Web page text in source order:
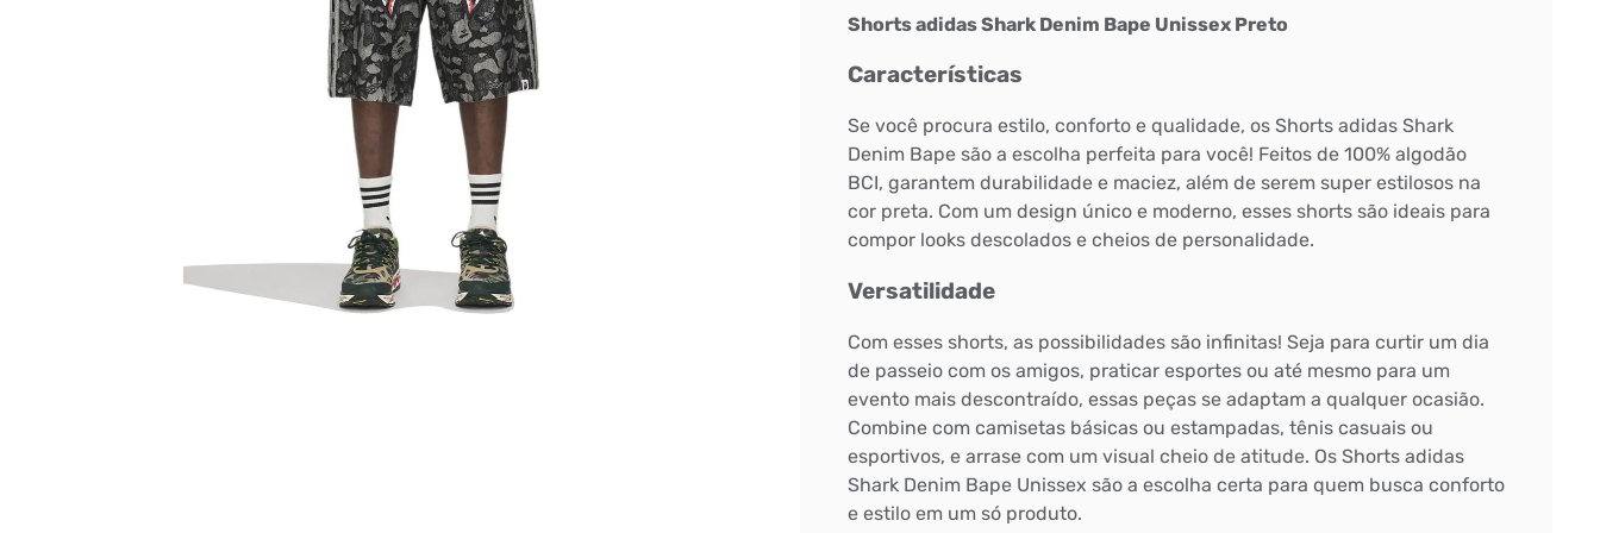
Shorts adidas Shark Denim Bape Unissex Preto
Características
Se você procura estilo, conforto e qualidade, os Shorts adidas Shark
Denim Bape são a escolha perfeita para você! Feitos de 100% algodão
BCI, garantem durabilidade e maciez, além de serem super estilosos na
cor preta. Com um design único e moderno, esses shorts são ideais para
compor looks descolados e cheios de personalidade.
Versatilidade
Com esses shorts, as possibilidades são infinitas! Seja para curtir um dia
de passeio com os amigos, praticar esportes ou até mesmo para um
evento mais descontraído, essas peças se adaptam a qualquer ocasião.
Combine com camisetas básicas ou estampadas, tênis casuais ou
esportivos, e arrase com um visual cheio de atitude. Os Shorts adidas
Shark Denim Bape Unissex são a escolha certa para quem busca conforto
e estilo em um só produto.